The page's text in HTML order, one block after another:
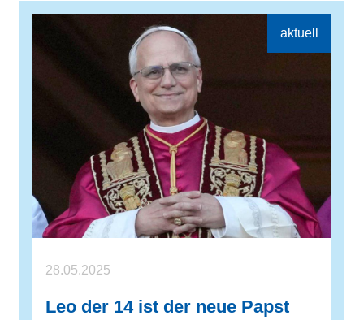
28.05.2025
Leo der 14 ist der neue Papst